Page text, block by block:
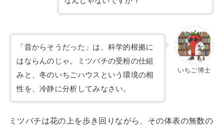
いちご博士
「昔からそうだった」は、科学的根拠に
はならんのじゃ。ミツバチの受粉の仕組
みと、冬のいちごハウスという環境の相
性を、冷静に分析してみなさい。
ミツバチは花の上を歩き回りながら、その体表の無数の